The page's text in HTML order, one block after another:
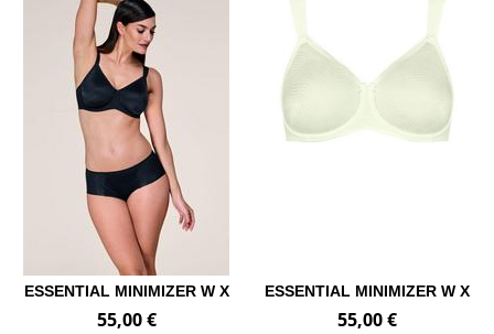
ESSENTIAL MINIMIZER W X
55,00 €
ESSENTIAL MINIMIZER W X
55,00 €